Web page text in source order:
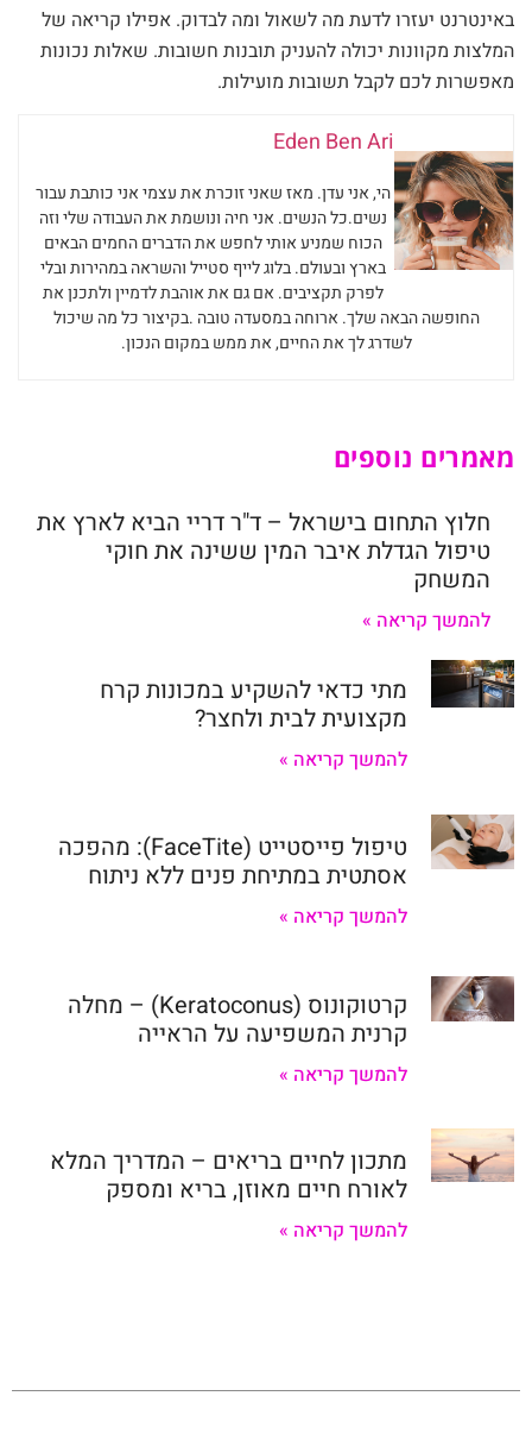
באינטרנט יעזרו לדעת מה לשאול ומה לבדוק. אפילו קריאה של
המלצות מקוונות יכולה להעניק תובנות חשובות. שאלות נכונות
מאפשרות לכם לקבל תשובות מועילות.
Eden Ben Ari
הי, אני עדן. מאז שאני זוכרת את עצמי אני כותבת עבור
נשים.כל הנשים. אני חיה ונושמת את העבודה שלי וזה
הכוח שמניע אותי לחפש את הדברים החמים הבאים
בארץ ובעולם. בלוג לייף סטייל והשראה במהירות ובלי
לפרק תקציבים. אם גם את אוהבת לדמיין ולתכנן את
החופשה הבאה שלך. ארוחה במסעדה טובה .בקיצור כל מה שיכול
לשדרג לך את החיים, את ממש במקום הנכון.
מאמרים נוספים
חלוץ התחום בישראל – ד"ר דריי הביא לארץ את
טיפול הגדלת איבר המין ששינה את חוקי
המשחק
להמשך קריאה »
מתי כדאי להשקיע במכונות קרח
מקצועית לבית ולחצר?
להמשך קריאה »
טיפול פייסטייט (FaceTite): מהפכה
אסתטית במתיחת פנים ללא ניתוח
להמשך קריאה »
קרטוקונוס (Keratoconus) – מחלה
קרנית המשפיעה על הראייה
להמשך קריאה »
מתכון לחיים בריאים – המדריך המלא
לאורח חיים מאוזן, בריא ומספק
להמשך קריאה »